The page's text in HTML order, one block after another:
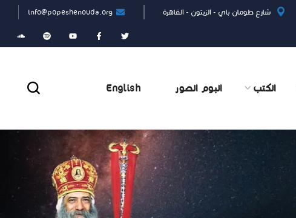
شارع طومان باي - الزيتون - القاهرة info@popeshenouda.org
الكتب البوم الصور English